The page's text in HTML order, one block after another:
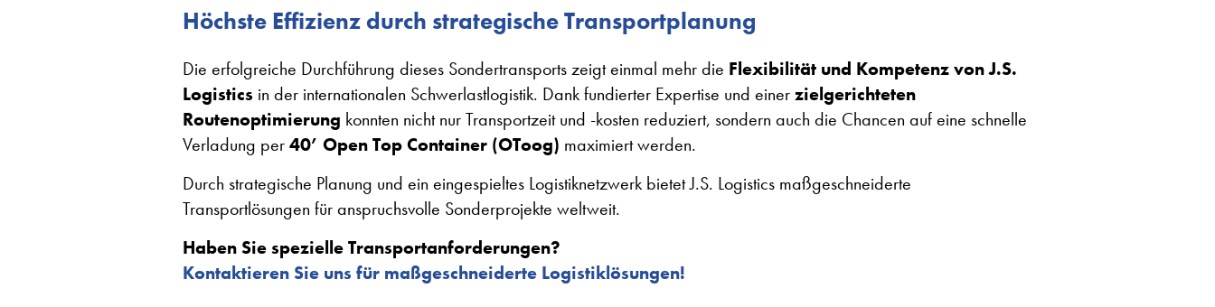
Höchste Effizienz durch strategische Transportplanung
Die erfolgreiche Durchführung dieses Sondertransports zeigt einmal mehr die Flexibilität und Kompetenz von J.S.
Logistics in der internationalen Schwerlastlogistik. Dank fundierter Expertise und einerzielgerichteten
Routenoptimierung konnten nicht nur Transportzeit und -kosten reduziert, sondern auch die Chancen auf eine schnelle
Verladung per40’ Open Top Container (OToog) maximiert werden.
Durch strategische Planung und ein eingespieltes Logistiknetzwerk bietet J.S. Logistics maßgeschneiderte
Transportlösungen für anspruchsvolle Sonderprojekte weltweit.
Haben Sie spezielle Transportanforderungen?
Kontaktieren Sie uns für maßgeschneiderte Logistiklösungen!